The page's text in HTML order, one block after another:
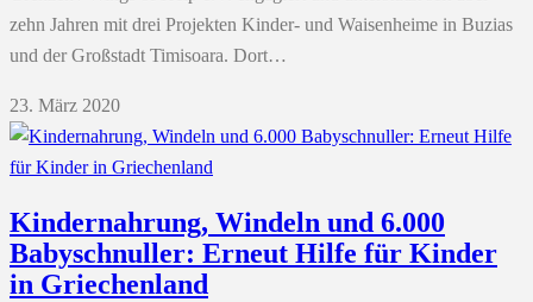
zehn Jahren mit drei Projekten Kinder- und Waisenheime in Buzias
und der Großstadt Timisoara. Dort…
23. März 2020
Kindernahrung, Windeln und 6.000
Babyschnuller: Erneut Hilfe für Kinder
in Griechenland